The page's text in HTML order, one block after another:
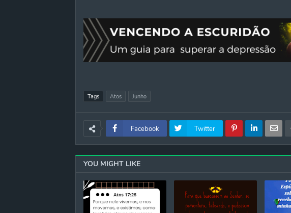
Tags Atos Junho
Facebook Twitter
YOU MIGHT LIKE